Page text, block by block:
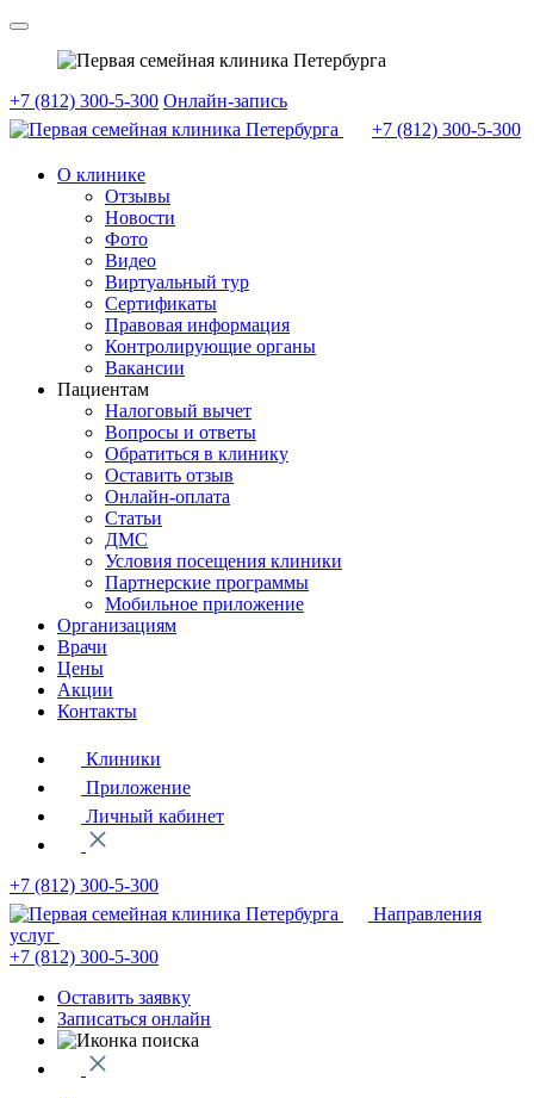
+7 (812) 300-5-300 Онлайн-запись
+7 (812) 300-5-300
О клинике
Отзывы
Новости
Фото
Видео
Виртуальный тур
Сертификаты
Правовая информация
Контролирующие органы
Вакансии
Пациентам
Налоговый вычет
Вопросы и ответы
Обратиться в клинику
Оставить отзыв
Онлайн-оплата
Статьи
ДМС
Условия посещения клиники
Партнерские программы
Мобильное приложение
Организациям
Врачи
Цены
Акции
Контакты
Клиники
Приложение
Личный кабинет
+7 (812) 300-5-300
Направления
услуг
+7 (812) 300-5-300
Оставить заявку
Записаться онлайн